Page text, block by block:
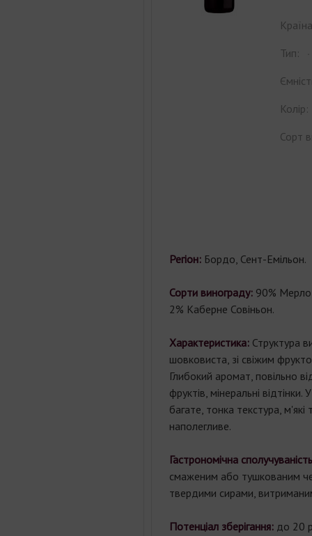
Тип:
Колір:
Сорт
Регіон: Бордо, Сент-Емільон.
Сорти винограду: 90%
2% Каберне Совіньон.
Характеристика:Структура
шовковиста, зі свіжим
Глибокий аромат, повільно
фруктів, мінеральні
багате, тонка текстура, м'які
наполегливе.
Гастрономічна
смаженим або тушкованим
твердими сирами,
Потенціал зберігання: до 20